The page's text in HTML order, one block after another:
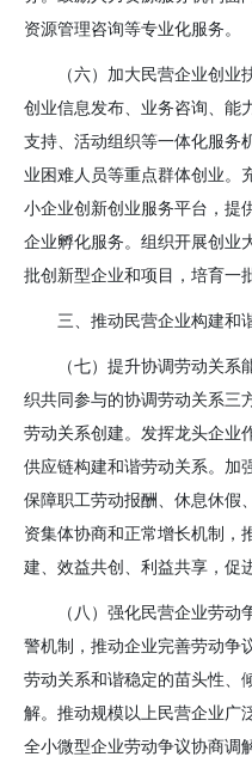
资源管理咨询等专业化服务。
（六）加大民营企业创业
创业信息发布、业务咨询、能
支持、活动组织等一体化服务
业困难人员等重点群体创业。
小企业创新创业服务平台，提
企业孵化服务。组织开展创业
批创新型企业和项目，培育一
三、推动民营企业构建和
（七）提升协调劳动关系
织共同参与的协调劳动关系三
劳动关系创建。发挥龙头企业
供应链构建和谐劳动关系。加
保障职工劳动报酬、休息休假
资集体协商和正常增长机制，
建、效益共创、利益共享，促
（八）强化民营企业劳动
警机制，推动企业完善劳动争
劳动关系和谐稳定的苗头性、
解。推动规模以上民营企业广
全小微型企业劳动争议协商调